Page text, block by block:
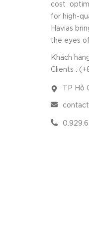
cost
for high-
Havias
the eyes
Khách
Clients :
TP Hồ